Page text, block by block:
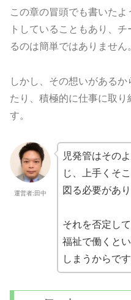
この章の冒頭でも書いた
トしていることもあり、
るのは簡単ではありません
しかし、その想いがある
たり、積極的に仕事に取
す。
運営者:田中
児発管はその
じ、上手くそ
図る必要があり
それを否定し
福祉で働くと
しまうからです